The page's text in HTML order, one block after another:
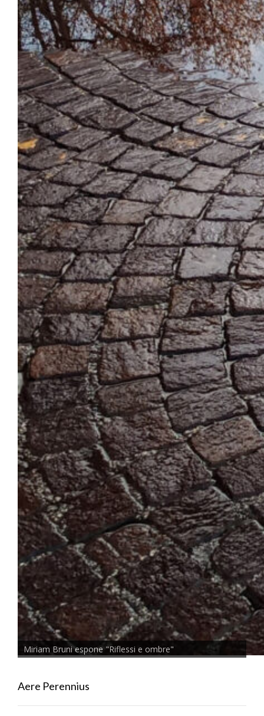
Miriam Bruni espone "Riflessi e ombre"
Aere Perennius